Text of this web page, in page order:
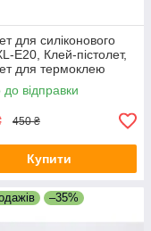
для силіконового
E20, Клей-пістолет,
для термоклею
до відправки
450 ₴
Купити
–35%